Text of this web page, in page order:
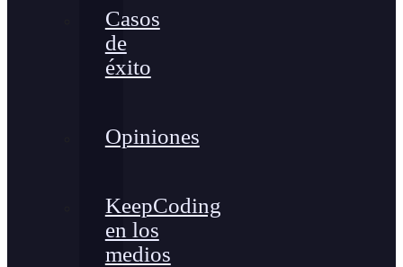
Casos
de
éxito
Opiniones
KeepCoding
en los
medios